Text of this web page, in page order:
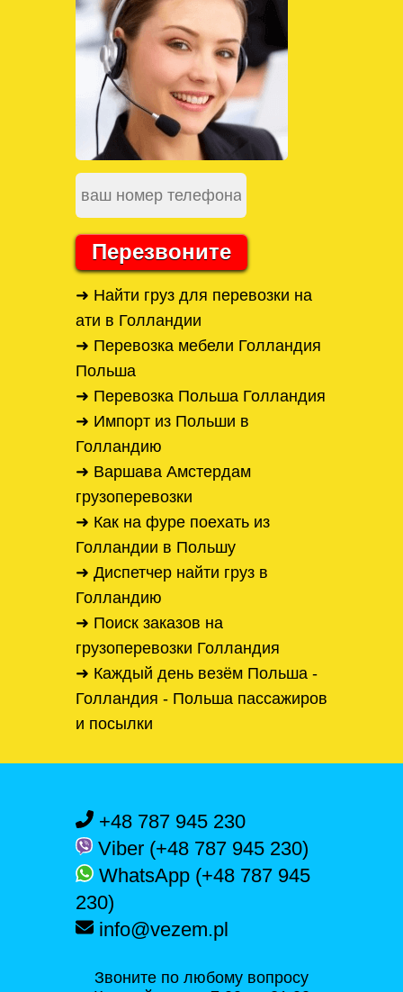
Перезвоните
➜ Найти груз для перевозки на
ати в Голландии
➜ Перевозка мебели Голландия
Польша
➜ Перевозка Польша Голландия
➜ Импорт из Польши в
Голландию
➜ Варшава Амстердам
грузоперевозки
➜ Как на фуре поехать из
Голландии в Польшу
➜ Диспетчер найти груз в
Голландию
➜ Поиск заказов на
грузоперевозки Голландия
➜ Каждый день везём Польша -
Голландия - Польша пассажиров
и посылки
+48 787 945 230
Viber (+48 787 945 230)
WhatsApp (+48 787 945
230)
info@vezem.pl
Звоните по любому вопросу